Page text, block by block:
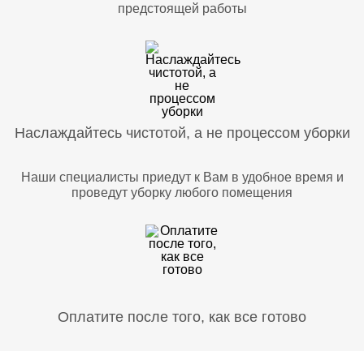
предстоящей работы
Наслаждайтесь чистотой, а не процессом уборки
Наши специалисты приедут к Вам в удобное время и
проведут уборку любого помещения
Оплатите после того, как все готово